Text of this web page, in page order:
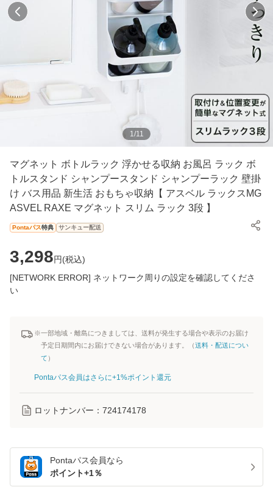
1/11
マグネット ボトルラック 浮かせる収納 お風呂 ラック ボ
トルスタンド シャンプースタンド シャンプーラック 壁掛
け バス用品 新生活 おもちゃ収納【 アスベル ラックスMG
ASVEL RAXE マグネット スリム ラック 3段 】
Pontaパス特典 サンキュー配送
3,298円(税込)
[NETWORK ERROR] ネットワーク周りの設定を確認してくださ
い
※一部地域・離島につきましては、送料が発生する場合や表示のお届け
予定日期間内にお届けできない場合があります。（送料・配送につい
て ）
Pontaパス会員はさらに+1%ポイント還元
ロットナンバー： 724174178
Pontaパス会員なら
ポイント+1％